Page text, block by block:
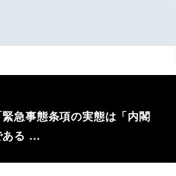
急事態条項の実態は「内閣
ある …